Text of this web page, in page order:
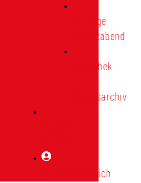
Vorträge
Heimatabend
Bibliothek
Vereinsarchiv
Mitgliederbereich